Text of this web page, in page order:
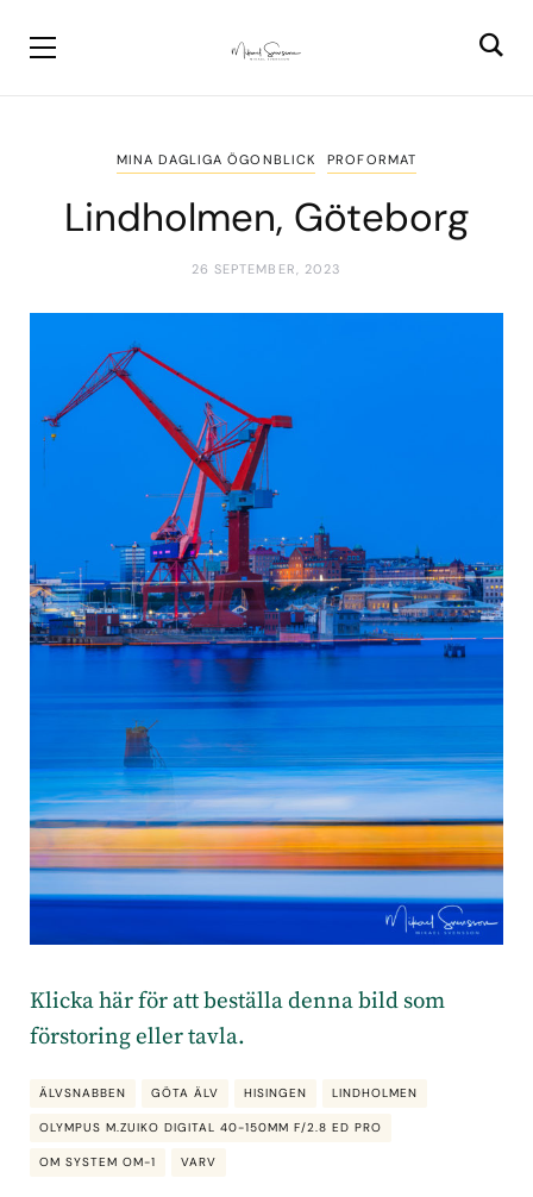
MINA DAGLIGA ÖGONBLICK PROFORMAT
Lindholmen, Göteborg
26 SEPTEMBER, 2023
Klicka här för att beställa denna bild som
förstoring eller tavla.
ÄLVSNABBEN GÖTA ÄLV HISINGEN LINDHOLMEN
OLYMPUS M.ZUIKO DIGITAL 40-150MM F/2.8 ED PRO
OM SYSTEM OM-1 VARV